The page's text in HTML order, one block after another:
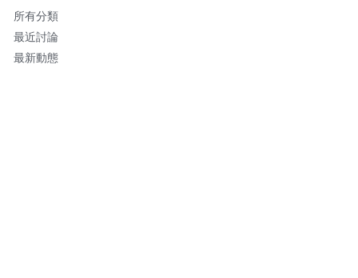
快
速
連
結
所有分類
最近討論
最新動態